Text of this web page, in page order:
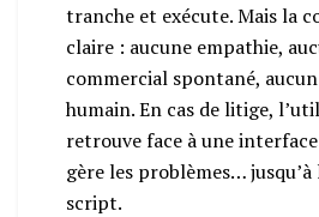
tranche et exécute. Mais la
claire : aucune empathie,
commercial spontané,
humain. En cas de litige,
retrouve face à une
gère les problèmes…
script.